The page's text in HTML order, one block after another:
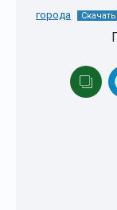
города
Скачать